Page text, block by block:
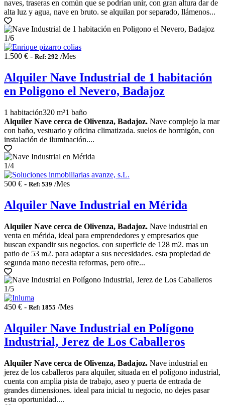
naves, traseras en común que se podrían unir, con gran altura dar de
alta luz y agua, nave en bruto. se alquilan por separado, llámenos...
1/6
1.500 € - Ref: 292 /Mes
Alquiler Nave Industrial de 1 habitación
en Poligono el Nevero, Badajoz
1 habitación320 m²1 baño
Alquiler Nave cerca de Olivenza, Badajoz. Nave complejo la mar
con baño, vestuario y oficina climatizada. suelos de hormigón, con
instalación de iluminación....
1/4
500 € - Ref: 539 /Mes
Alquiler Nave Industrial en Mérida
Alquiler Nave cerca de Olivenza, Badajoz. Nave industrial en
venta en mérida, ideal para emprendedores y empresarios que
buscan expandir sus negocios. con superficie de 128 m2. mas un
patio de 53 m2. para adaptar a sus necesidades. esta propiedad de
segunda mano necesita reformas, pero ofre...
1/5
450 € - Ref: 1855 /Mes
Alquiler Nave Industrial en Polígono
Industrial, Jerez de Los Caballeros
Alquiler Nave cerca de Olivenza, Badajoz. Nave industrial en
jerez de los caballeros para alquiler, situada en el polígono industrial,
cuenta con amplia pista de trabajo, aseo y puerta de entrada de
grandes dimensiones. ideal para inicial tu negocio, no dejes pasar
esta oportunidad....